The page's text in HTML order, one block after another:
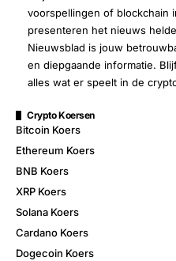
voorspellingen of blockchain
presenteren het nieuws
Nieuwsblad is jouw
en diepgaande informatie.
alles wat er speelt in de
Crypto Koersen
Bitcoin Koers
Ethereum Koers
BNB Koers
XRP Koers
Solana Koers
Cardano Koers
Dogecoin Koers